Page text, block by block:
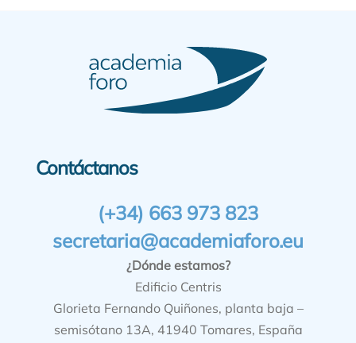
Contáctanos
(+34) 663 973 823
secretaria@academiaforo.eu
¿Dónde estamos?
Edificio Centris
Glorieta Fernando Quiñones, planta baja –
semisótano 13A, 41940 Tomares, España